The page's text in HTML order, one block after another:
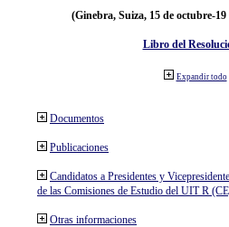
(Ginebra, Suiza, 15 de octubre-19
Libro del
Expandir todo
Documentos
Publicaciones
Candidatos a Presidentes y
de las Comisiones de Estudio del UIT R
Otras informaciones